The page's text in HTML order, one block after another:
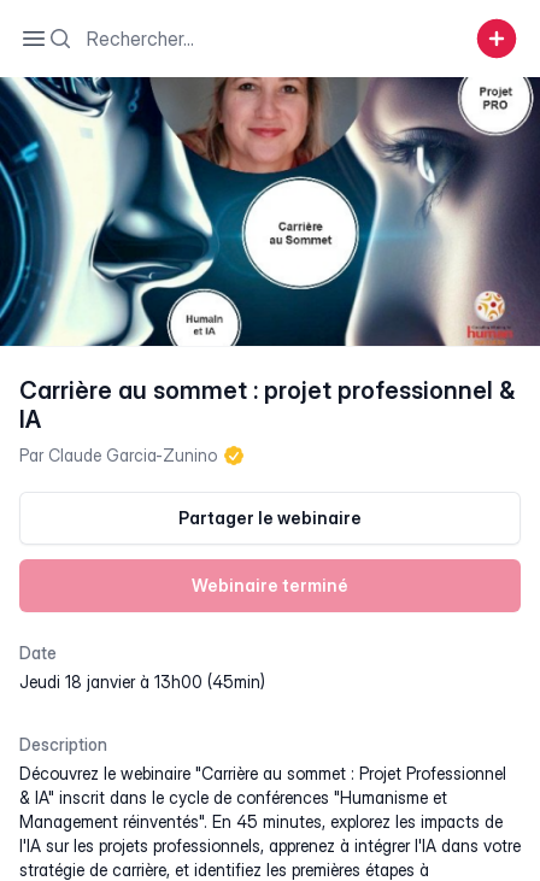
Open sidebar
Search
Carrière au sommet : projet professionnel &
IA
Par Claude Garcia-Zunino
Partager le webinaire
Webinaire terminé
Date
jeudi 18 janvier à 13h00 (45min)
Description
Découvrez le webinaire "Carrière au sommet : Projet Professionnel
& IA" inscrit dans le cycle de conférences "Humanisme et
Management réinventés". En 45 minutes, explorez les impacts de
l'IA sur les projets professionnels, apprenez à intégrer l'IA dans votre
stratégie de carrière, et identifiez les premières étapes à